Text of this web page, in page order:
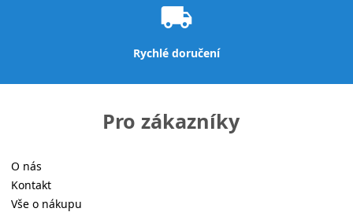
local_shipping
Rychlé doručení
Pro zákazníky
O nás
Kontakt
Vše o nákupu